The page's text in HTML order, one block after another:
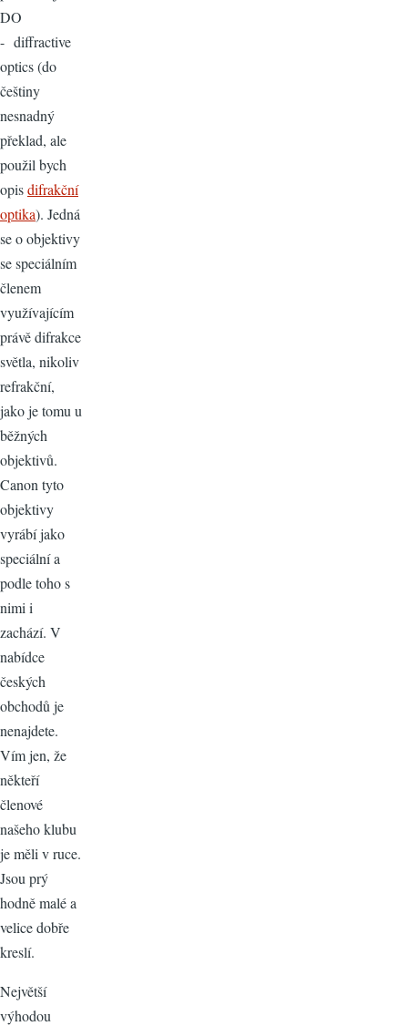
DO
- diffractive
optics (do
češtiny
nesnadný
překlad, ale
použil bych
opisdifrakční
optika). Jedná
se o objektivy
se speciálním
členem
využívajícím
právě difrakce
světla, nikoliv
refrakční,
jako je tomu u
běžných
objektivů.
Canon tyto
objektivy
vyrábí jako
speciální a
podle toho s
nimi i
zachází. V
nabídce
českých
obchodů je
nenajdete.
Vím jen, že
někteří
členové
našeho klubu
je měli v ruce.
Jsou prý
hodně malé a
velice dobře
kreslí.
Největší
výhodou